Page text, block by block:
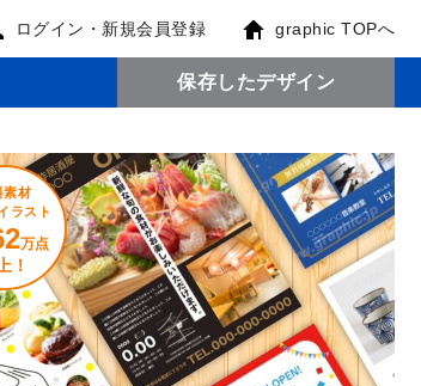
ログイン・新規会員登録 graphic TOPへ
保存したデザイン
素材
ラスト
万点
！